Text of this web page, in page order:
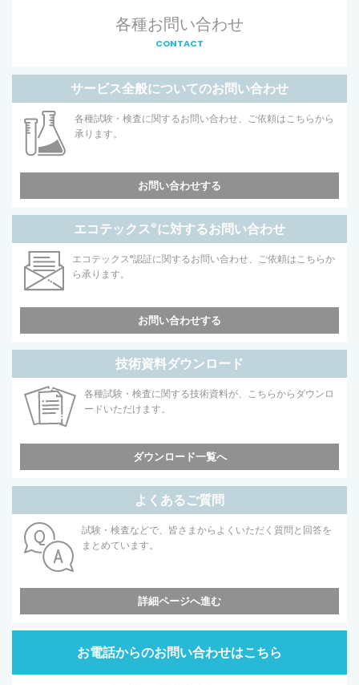
各種お問い合わせ
CONTACT
サービス全般についてのお問い合わせ
各種試験・検査に関するお問い合わせ、ご依頼はこちらから
承ります。
お問い合わせする
エコテックス®に対するお問い合わせ
エコテックス®認証に関するお問い合わせ、ご依頼はこちらか
ら承ります。
お問い合わせする
技術資料ダウンロード
各種試験・検査に関する技術資料が、こちらからダウンロ
ードいただけます。
ダウンロード一覧へ
よくあるご質問
試験・検査などで、皆さまからよくいただく質問と回答を
まとめています。
詳細ページへ進む
お電話からのお問い合わせはこちら